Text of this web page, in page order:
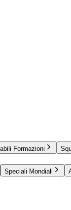
Formazioni
Speciali Mondiali